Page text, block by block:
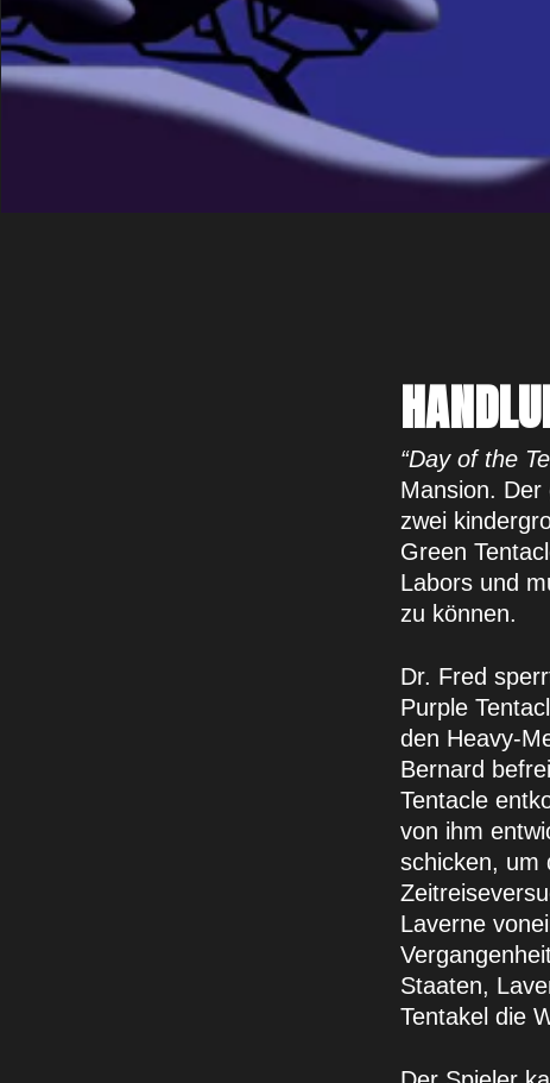
“Day of the
Mansion.
zwei
Green
Labors und
zu können.
Dr. Fred
Purple
den Heavy-
Bernard
Tentacle
von ihm
schicken, um
Laverne
Staaten,
Tentakel die